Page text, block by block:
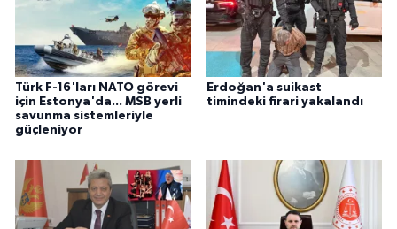
Türk F-16'ları NATO görevi
için Estonya'da... MSB yerli
savunma sistemleriyle
güçleniyor
Erdoğan'a suikast
timindeki firari yakalandı